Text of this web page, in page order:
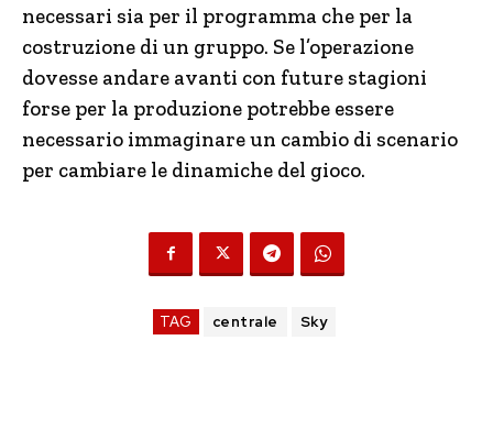
necessari sia per il programma che per la
costruzione di un gruppo. Se l’operazione
dovesse andare avanti con future stagioni
forse per la produzione potrebbe essere
necessario immaginare un cambio di scenario
per cambiare le dinamiche del gioco.
TAG centrale Sky